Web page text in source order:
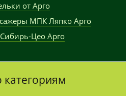
от Арго
МПК Ляпко Арго
Цео Арго